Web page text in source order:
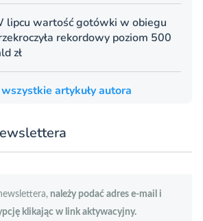
lipcu wartość gotówki w obiegu
rekordowy poziom 500
zł
artykuły autora
należy podać adres e-mail i
klikając w link aktywacyjny.